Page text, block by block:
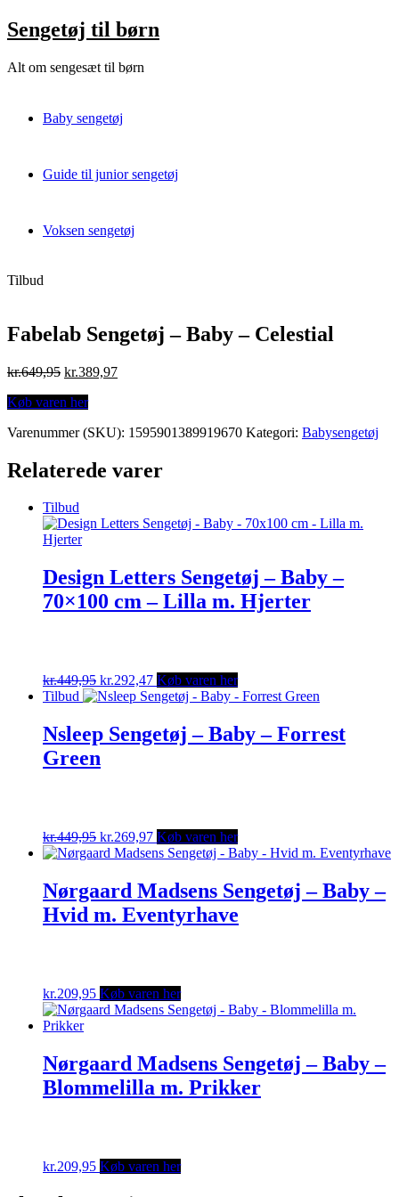
Skip
to
Sengetøj til børn
Alt om sengesæt til børn
Baby sengetøj
Guide til junior sengetøj
Voksen sengetøj
Tilbud
Fabelab Sengetøj – Baby – Celestial
kr.649,95 Original
was:
kr.389,97Current
Køb varen her
Varenummer (SKU): 1595901389919670 Kategori: Babysengetøj
Relaterede varer
Tilbud
Design Letters Sengetøj – Baby –
70×100 cm – Lilla m. Hjerter
kr.449,95 Original
price
kr.449,95.
kr.292,47Current
price
kr.292,47.
Køb varen her
Tilbud
Nsleep Sengetøj – Baby – Forrest
Green
kr.449,95 Original
price
kr.449,95.
kr.269,97Current
price
kr.269,97.
Køb varen her
Nørgaard Madsens Sengetøj – Baby –
Hvid m. Eventyrhave
kr.209,95 Køb varen her
Nørgaard Madsens Sengetøj – Baby –
Blommelilla m. Prikker
kr.209,95 Køb varen her